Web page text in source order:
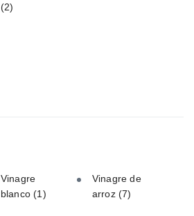
(2)
Vinagre
blanco(1)
Vinagre de
arroz(7)